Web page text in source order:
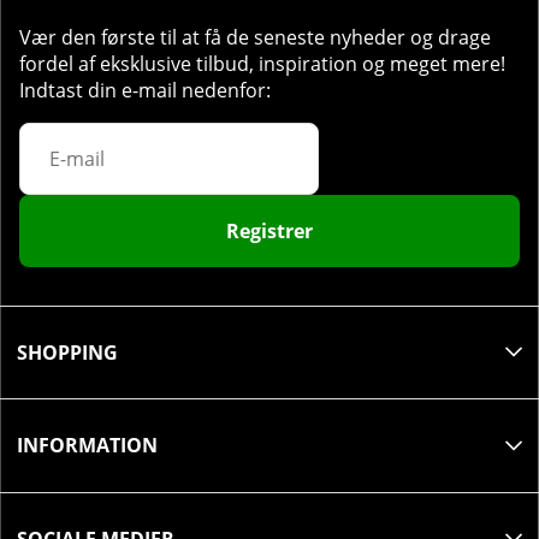
Vær den første til at få de seneste nyheder og drage
fordel af eksklusive tilbud, inspiration og meget mere!
Indtast din e-mail nedenfor:
Registrer
SHOPPING
INFORMATION